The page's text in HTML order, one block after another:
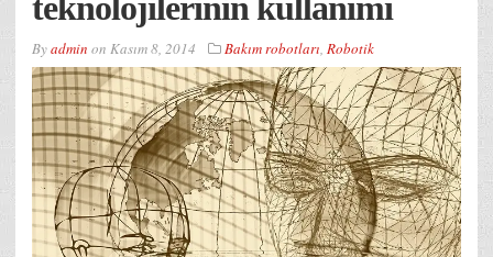
Byadmin on Kasım 8, 2014 Bakım robotları, Robotik